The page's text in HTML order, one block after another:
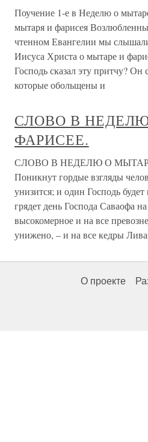
Поучение 1-е в Неделю о
мытаря и фарисея
чтенном Евангелии мы
Иисуса Христа о мытаре и
Господь сказал эту притчу? Он
которые обольщены и
СЛОВО В
ФАРИСЕЕ.
СЛОВО В НЕДЕЛЮ О
Поникнут гордые взгляды
унизится; и один Господь
грядет день Господа Саваофа
высокомерное и на все
унижено, – и на все кедры
О проекте